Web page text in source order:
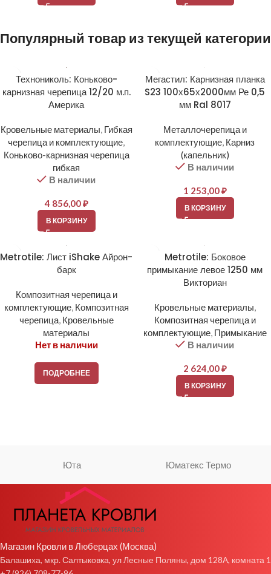
Популярный товар из текущей категории
Технониколь: Коньково-
карнизная черепица 12/20 м.п.
Америка
Кровельные материалы, Гибкая
черепица и комплектующие,
Коньково-карнизная черепица
гибкая
В наличии
4 856,00₽
В КОРЗИНУ
Мегастил: Карнизная планка
S23 100х65х2000мм Ре 0,5
мм Ral 8017
Металлочерепица и
комплектующие, Карниз
(капельник)
В наличии
1 253,00₽
В КОРЗИНУ
Metrotile: Лист iShake Айрон-
барк
Композитная черепица и
комплектующие, Композитная
черепица, Кровельные
материалы
Нет в наличии
ПОДРОБНЕЕ
Metrotile: Боковое
примыкание левое 1250 мм
Викториан
Кровельные материалы,
Композитная черепица и
комплектующие, Примыкание
В наличии
2 624,00₽
В КОРЗИНУ
Юта Юматекс Термо
Магазин Кровли в Люберцах (Москва)
Балашиха, мкр. Салтыковка, ул Лесные Поляны, дом 128А, комната 1